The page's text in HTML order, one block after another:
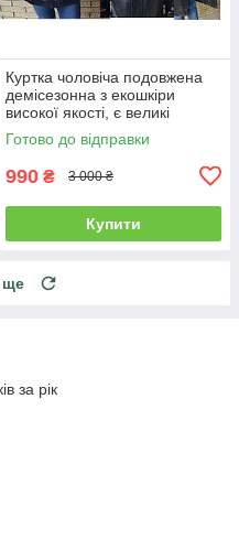
Куртка чоловіча подовжена
демісезонна з екошкіри
високої якості, є великі
розміри RHINOCEROS
Готово до відправки
990 ₴ 3 000 ₴
Купити
ще
за рік